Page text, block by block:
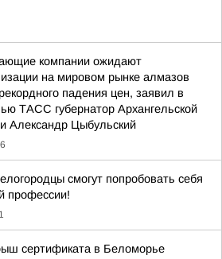
компании ожидают
на мировом рынке алмазов
падения цен, заявил в
ТАСС губернатор Архангельской
Александр Цыбульский
смогут попробовать себя
профессии!
сертификата в Беломорье